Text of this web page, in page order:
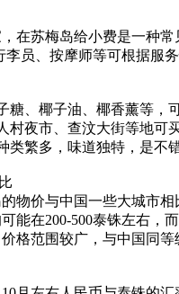
在苏梅岛给小费是一种
李员、按摩师等可根据服务
糖、椰子油、椰香薰等，
村夜市、查汶大街等地可
类繁多，味道独特，是不
物价与中国一些大城市
能在200-500泰铢左右，
格范围较广，与中国同